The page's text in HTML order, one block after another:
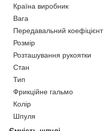
Країна виробник
Вага
Передавальний коефіцієнт
Розмір
Розташування рукоятки
Стан
Тип
Фрикційне гальмо
Колір
Шпуля